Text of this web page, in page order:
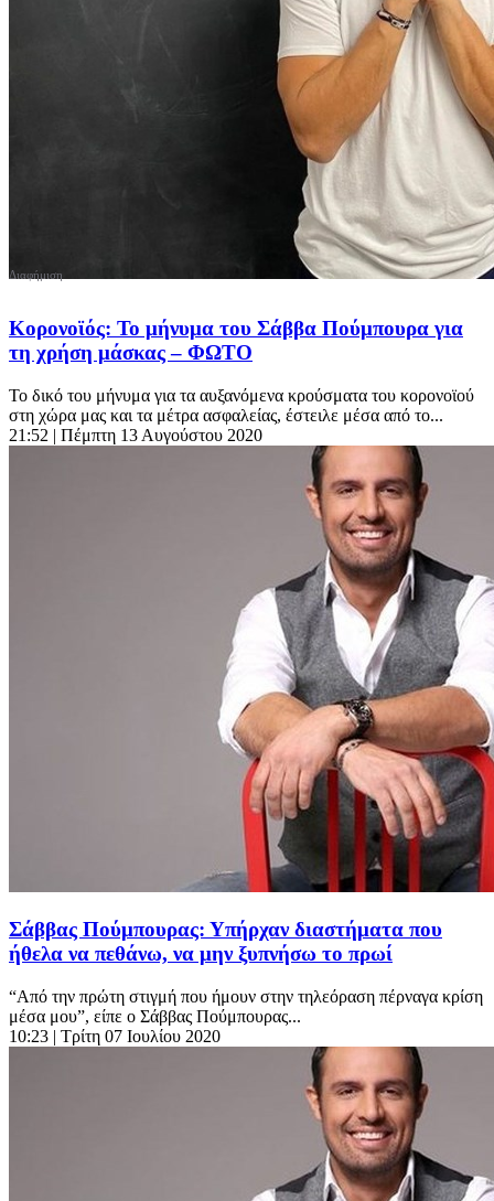
Κορονοϊός: Το μήνυμα του Σάββα Πούμπουρα για
τη χρήση μάσκας – ΦΩΤΟ
Το δικό του μήνυμα για τα αυξανόμενα κρούσματα του κορονοϊού
στη χώρα μας και τα μέτρα ασφαλείας, έστειλε μέσα από το...
21:52 | Πέμπτη 13 Αυγούστου 2020
Σάββας Πούμπουρας: Υπήρχαν διαστήματα που
ήθελα να πεθάνω, να μην ξυπνήσω το πρωί
“Από την πρώτη στιγμή που ήμουν στην τηλεόραση πέρναγα κρίση
μέσα μου”, είπε ο Σάββας Πούμπουρας...
10:23 | Τρίτη 07 Ιουλίου 2020